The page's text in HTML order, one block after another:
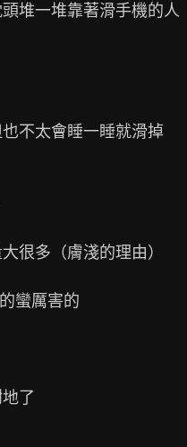
堆一堆靠著滑手機的人
不太會睡一睡就滑掉
很多（膚淺的理由）
蠻厲害的
了